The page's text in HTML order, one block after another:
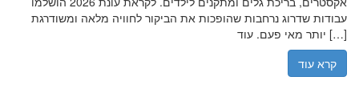
עבודות שדרוג נרחבות שהופכות את הביקור לחוויה מלאה ומשודרגת
יותר מאי פעם. עוד […]
קרא עוד